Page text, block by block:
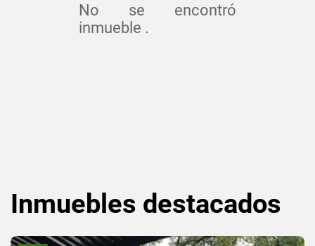
No se encontró
inmueble .
Inmuebles destacados